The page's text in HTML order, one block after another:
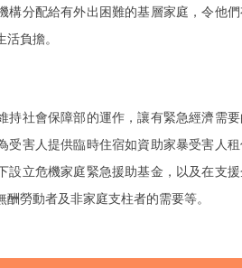
構分配給有外出困難的基層家庭，令他
負擔。
持社會保障部的運作，讓有緊急經濟需
受害人提供臨時住宿如資助家暴受害人
設立危機家庭緊急援助基金，以及在支
勞動者及非家庭支柱者的需要等。